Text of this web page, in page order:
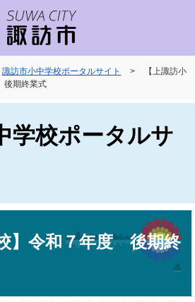
諏訪市小中学校ポータルサイト >
【上諏訪小
期終業式
学校ポータルサ
】令和７年度 後期終